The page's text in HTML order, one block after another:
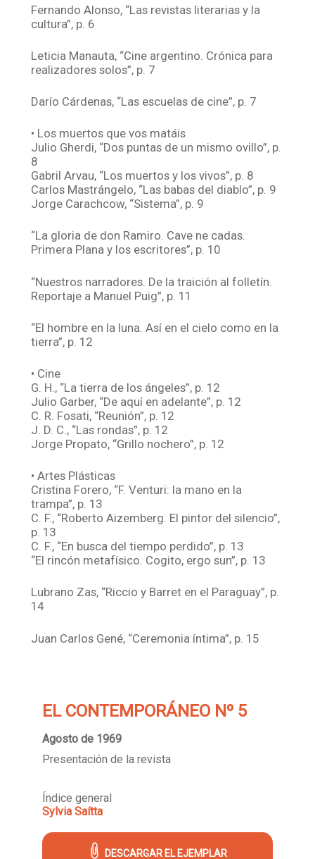
Fernando Alonso, “Las revistas literarias y la
cultura”, p. 6
Leticia Manauta, “Cine argentino. Crónica para
realizadores solos”, p. 7
Darío Cárdenas, “Las escuelas de cine”, p. 7
• Los muertos que vos matáis
Julio Gherdi, “Dos puntas de un mismo ovillo”, p.
8
Gabril Arvau, “Los muertos y los vivos”, p. 8
Carlos Mastrángelo, “Las babas del diablo”, p. 9
Jorge Carachcow, “Sistema”, p. 9
“La gloria de don Ramiro. Cave ne cadas.
Primera Plana y los escritores”, p. 10
“Nuestros narradores. De la traición al folletín.
Reportaje a Manuel Puig”, p. 11
“El hombre en la luna. Así en el cielo como en la
tierra”, p. 12
• Cine
G. H., “La tierra de los ángeles”, p. 12
Julio Garber, “De aquí en adelante”, p. 12
C. R. Fosati, “Reunión”, p. 12
J. D. C., “Las rondas”, p. 12
Jorge Propato, “Grillo nochero”, p. 12
• Artes Plásticas
Cristina Forero, “F. Venturi: la mano en la
trampa”, p. 13
C. F., “Roberto Aizemberg. El pintor del silencio”,
p. 13
C. F., “En busca del tiempo perdido”, p. 13
“El rincón metafísico. Cogito, ergo sun”, p. 13
Lubrano Zas, “Riccio y Barret en el Paraguay”, p.
14
Juan Carlos Gené, “Ceremonia íntima”, p. 15
EL CONTEMPORÁNEO Nº 5
Agosto de 1969
Presentación de la revista
Índice general
Sylvia Saítta
DESCARGAR EL EJEMPLAR